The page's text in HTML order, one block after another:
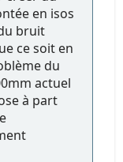
en isos
bruit
ce soit en
du
actuel
à part